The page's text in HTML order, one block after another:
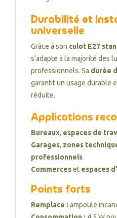
Durabilité et
universelle
Grâce à son culot E27
s’adapte à la majorité des
professionnels. Sa durée
garantit un usage durable
réduite.
Applications
Bureaux, espaces de
Garages, zones
professionnels
Commerceset espaces
Points forts
Remplace : ampoule